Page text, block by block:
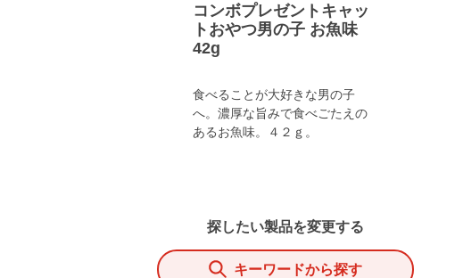
コンボプレゼントキャッ
トおやつ男の子 お魚味
42g
食べることが大好きな男の子
へ。濃厚な旨みで食べごたえの
あるお魚味。４２ｇ。
探したい製品を変更する
キーワードから探す